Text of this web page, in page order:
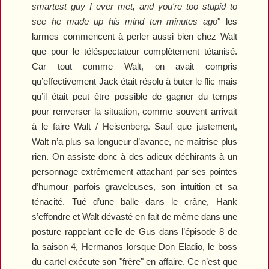
smartest guy I ever met, and you're too stupid to
see he made up his mind ten minutes ago" les
larmes commencent à perler aussi bien chez Walt
que pour le téléspectateur complètement tétanisé.
Car tout comme Walt, on avait compris
qu’effectivement Jack était résolu à buter le flic mais
qu’il était peut être possible de gagner du temps
pour renverser la situation, comme souvent arrivait
à le faire Walt / Heisenberg. Sauf que justement,
Walt n’a plus sa longueur d’avance, ne maîtrise plus
rien. On assiste donc à des adieux déchirants à un
personnage extrêmement attachant par ses pointes
d’humour parfois graveleuses, son intuition et sa
ténacité. Tué d’une balle dans le crâne, Hank
s’effondre et Walt dévasté en fait de même dans une
posture rappelant celle de Gus dans l’épisode 8 de
la saison 4, Hermanos lorsque Don Eladio, le boss
du cartel exécute son "frère" en affaire. Ce n’est que